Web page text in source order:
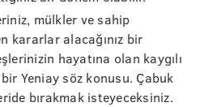
mülkler ve sahip
kararlar alacağınız bir
hayatına olan kaygılı
bir Yeniay söz konusu. Çabuk
bırakmak isteyeceksiniz.